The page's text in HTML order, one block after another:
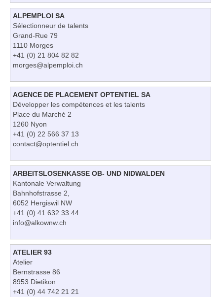
ALPEMPLOI SA
Sélectionneur de talents
Grand-Rue 79
1110 Morges
+41 (0) 21 804 82 82
morges@alpemploi.ch
AGENCE DE PLACEMENT OPTENTIEL SA
Développer les compétences et les talents
Place du Marché 2
1260 Nyon
+41 (0) 22 566 37 13
contact@optentiel.ch
ARBEITSLOSENKASSE OB- UND NIDWALDEN
Kantonale Verwaltung
Bahnhofstrasse 2,
6052 Hergiswil NW
+41 (0) 41 632 33 44
info@alkownw.ch
ATELIER 93
Atelier
Bernstrasse 86
8953 Dietikon
+41 (0) 44 742 21 21